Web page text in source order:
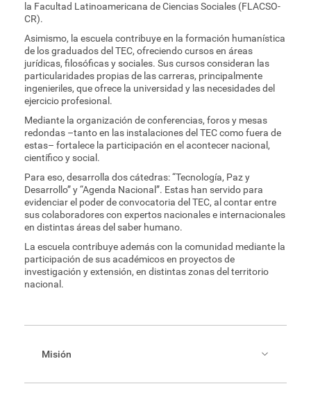
la Facultad Latinoamericana de Ciencias Sociales (FLACSO-
CR).
Asimismo, la escuela contribuye en la formación humanística
de los graduados del TEC, ofreciendo cursos en áreas
jurídicas, filosóficas y sociales. Sus cursos consideran las
particularidades propias de las carreras, principalmente
ingenieriles, que ofrece la universidad y las necesidades del
ejercicio profesional.
Mediante la organización de conferencias, foros y mesas
redondas –tanto en las instalaciones del TEC como fuera de
estas– fortalece la participación en el acontecer nacional,
científico y social.
Para eso, desarrolla dos cátedras: “Tecnología, Paz y
Desarrollo” y “Agenda Nacional”. Estas han servido para
evidenciar el poder de convocatoria del TEC, al contar entre
sus colaboradores con expertos nacionales e internacionales
en distintas áreas del saber humano.
La escuela contribuye además con la comunidad mediante la
participación de sus académicos en proyectos de
investigación y extensión, en distintas zonas del territorio
nacional.
Misión